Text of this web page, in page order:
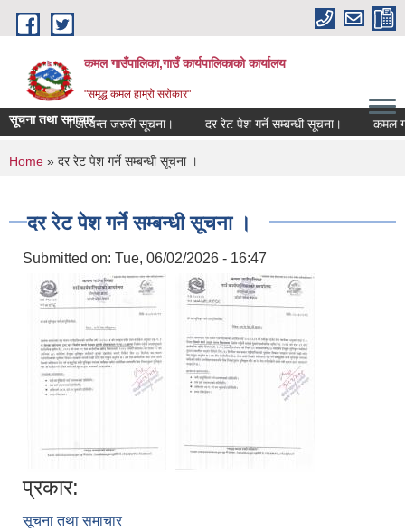
Skip to main content
कमल गाउँपालिका,गाउँ कार्यपालिकाको कार्यालय
"समृद्ध कमल हाम्रो सरोकार"
सूचना तथा समाचार
लागि अत्यन्त जरुरी सूचना। दर रेट पेश गर्ने सम्बन्धी सूचना। कमल
You are here
Home » दर रेट पेश गर्ने सम्बन्धी सूचना ।
दर रेट पेश गर्ने सम्बन्धी सूचना ।
Submitted on: Tue, 06/02/2026 - 16:47
प्रकार:
सूचना तथा समाचार